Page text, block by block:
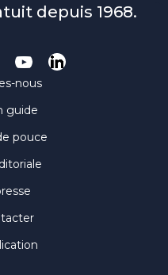
depuis 1968.
nous
guide
pouce